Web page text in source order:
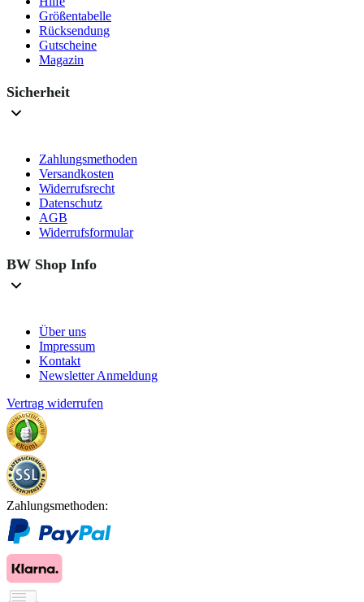
Größentabelle
Rücksendung
Gutscheine
Magazin
Sicherheit
Zahlungsmethoden
Versandkosten
Widerrufsrecht
Datenschutz
AGB
Widerrufsformular
BW Shop Info
Über uns
Impressum
Kontakt
Newsletter Anmeldung
Vertrag widerrufen
Zahlungsmethoden: